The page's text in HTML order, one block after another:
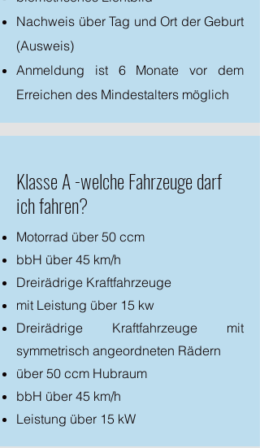
Nachweis über Tag und Ort der Geburt
(Ausweis)
Anmeldung ist 6 Monate vor dem
Erreichen des Mindestalters möglich
Klasse A -welche Fahrzeuge darf
ich fahren?
Motorrad über 50 ccm
bbH über 45 km/h
Dreirädrige Kraftfahrzeuge
mit Leistung über 15 kw
Dreirädrige Kraftfahrzeuge mit
symmetrisch angeordneten Rädern
über 50 ccm Hubraum
bbH über 45 km/h
Leistung über 15 kW